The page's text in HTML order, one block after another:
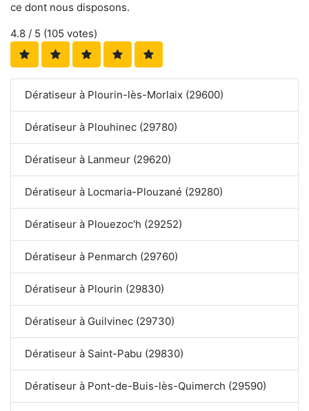
ce dont nous disposons.
4.8 / 5 (105 votes)
Dératiseur à Plourin-lès-Morlaix (29600)
Dératiseur à Plouhinec (29780)
Dératiseur à Lanmeur (29620)
Dératiseur à Locmaria-Plouzané (29280)
Dératiseur à Plouezoc'h (29252)
Dératiseur à Penmarch (29760)
Dératiseur à Plourin (29830)
Dératiseur à Guilvinec (29730)
Dératiseur à Saint-Pabu (29830)
Dératiseur à Pont-de-Buis-lès-Quimerch (29590)